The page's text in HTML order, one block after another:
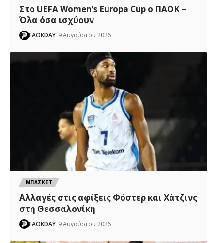
Στο UEFA Women’s Europa Cup ο ΠΑΟΚ –
Όλα όσα ισχύουν
PAOKDAY 9 Αυγούστου 2026
ΜΠΑΣΚΕΤ
Αλλαγές στις αφίξεις Φόστερ και Χάτζινς
στη Θεσσαλονίκη
PAOKDAY 9 Αυγούστου 2026